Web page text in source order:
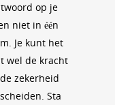
op je
niet in één
Je kunt het
wel de kracht
zekerheid
Sta